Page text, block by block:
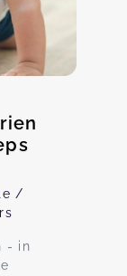
/
- in